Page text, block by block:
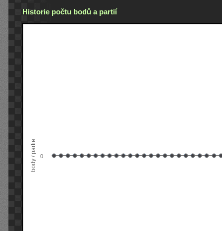
Historie počtu bodů a partií
body / partie 0